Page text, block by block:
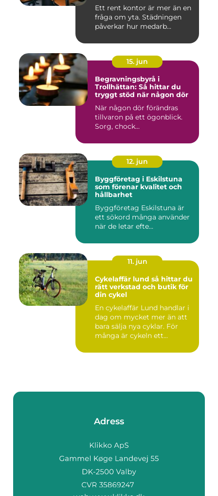
Ett rent kontor är mer än en
fråga om yta. Städningen
påverkar hur medarb...
15. jun
Begravningsbyrå i
Trollhättan: Så hittar du
tryggt stöd när någon dör
När någon dör förändras
tillvaron på ett ögonblick.
Sorg, chock...
12. jun
Byggföretag i Eskilstuna
som förenar kvalitet och
hållbarhet
Byggföretag Eskilstuna är
ett sökord många använder
när de letar efte...
11. jun
Cykelaffär lund så hittar du
rätt verkstad och butik för
din cykel
En cykelaffär Lund handlar i
dag om mycket mer än att
bara sälja nya cyklar. För
många är cykeln ett...
Adress